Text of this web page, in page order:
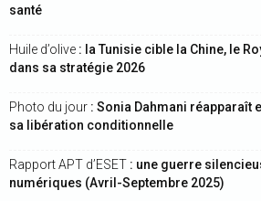
santé
Huile d’olive : la Tunisie cible la Chine, le
dans sa stratégie 2026
Photo du jour : Sonia Dahmani réapparaît
sa libération conditionnelle
Rapport APT d’ESET : une guerre
numériques (Avril-Septembre 2025)